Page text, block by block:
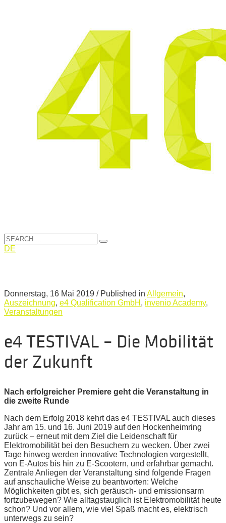
DE
Donnerstag, 16 Mai 2019 / Published in Allgemein,
Auszeichnung, e4 Qualification GmbH , invenio Academy,
Veranstaltungen
e4 TESTIVAL – Die Mobilität
der Zukunft
Nach erfolgreicher Premiere geht die Veranstaltung in
die zweite Runde
Nach dem Erfolg 2018 kehrt das e4 TESTIVAL auch dieses
Jahr am 15. und 16. Juni 2019 auf den Hockenheimring
zurück – erneut mit dem Ziel die Leidenschaft für
Elektromobilität bei den Besuchern zu wecken. Über zwei
Tage hinweg werden innovative Technologien vorgestellt,
von E-Autos bis hin zu E-Scootern, und erfahrbar gemacht.
Zentrale Anliegen der Veranstaltung sind folgende Fragen
auf anschauliche Weise zu beantworten: Welche
Möglichkeiten gibt es, sich geräusch- und emissionsarm
fortzubewegen? Wie alltagstauglich ist Elektromobilität heute
schon? Und vor allem, wie viel Spaß macht es, elektrisch
unterwegs zu sein?